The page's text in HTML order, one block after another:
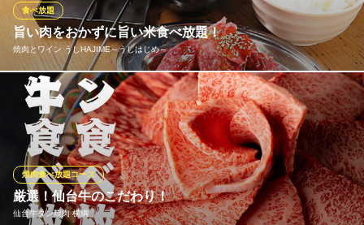
オーレ）
三陸漁師の牡蠣の店
仙台市営地下鉄南北線広瀬通駅西5番出口 徒歩5分
宮城県仙台市青葉区国分町2-1-3 エーラクフレンディアビル1F
旨い肉をおかずに旨い米食べ放題！
焼肉とワイン うしHAJIME～うしはじめ～
食べ放題
人気のランチメニュー「蔵王牛の焼肉定食」がなんと夜定食とし
てディナータイムにも楽しめる♪黒毛和牛の脂の旨さと、野性味あ
る赤身肉の旨さを掛け合わせた蔵王牛と秋田農家直送の旨い白メ
シが食べ放題！！ディナー営業開始～18時30分までの時間限定メ
ニューなので夜ごはんにどうぞ！もちろんドリンクや追加オーダ
ーもOK♪
厳選！仙台牛のこだわり！
仙台牛タン焼肉 横綱
焼肉食べ放題コース